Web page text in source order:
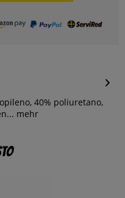
40% poliuretano,
mehr